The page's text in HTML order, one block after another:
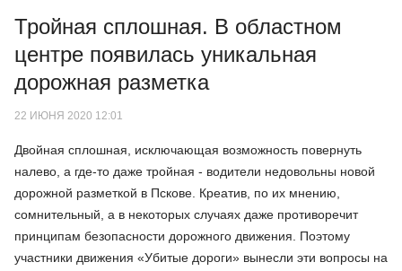
Тройная сплошная. В областном
центре появилась уникальная
дорожная разметка
22 ИЮНЯ 2020 12:01
Двойная сплошная, исключающая возможность повернуть
налево, а где-то даже тройная - водители недовольны новой
дорожной разметкой в Пскове. Креатив, по их мнению,
сомнительный, а в некоторых случаях даже противоречит
принципам безопасности дорожного движения. Поэтому
участники движения «Убитые дороги» вынесли эти вопросы на